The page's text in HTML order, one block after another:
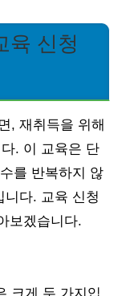
육 신청
, 재취득을 위해
. 이 교육은 단
를 반복하지 않
니다. 교육 신청
보겠습니다.